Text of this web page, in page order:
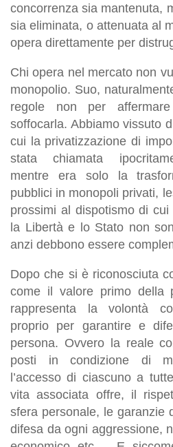
concorrenza sia mantenuta,
sia eliminata, o attenuata al
opera direttamente per
Chi opera nel mercato non
monopolio. Suo,
regole non per
soffocarla. Abbiamo vissuto
cui la privatizzazione di
stata chiamata
mentre era solo la
pubblici in monopoli privati,
prossimi al dispotismo di
la Libertà e lo Stato non
anzi debbono essere
Dopo che si è riconosciuta
come il valore primo della
rappresenta la volontà
proprio per garantire e
persona. Ovvero la reale
posti in condizione di
l’accesso di ciascuno a
vita associata offre, il
sfera personale, le garanzie
difesa da ogni aggressione,